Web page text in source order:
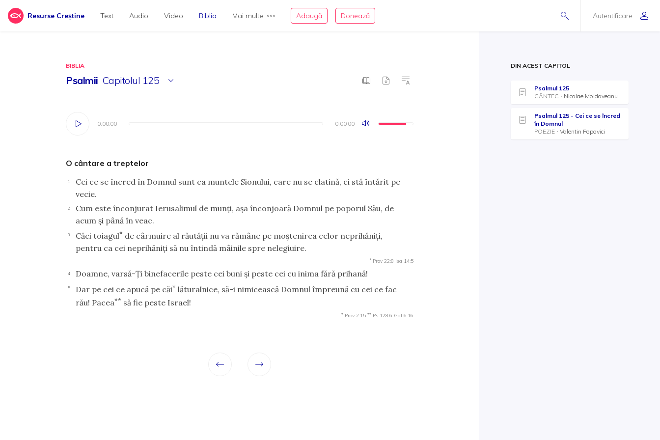
Resurse Creștine Autentificare
Text Audio Video Biblia Mai multe Adaugă Donează
BIBLIA
Psalmii Capitolul 125
0:00:00 0:00:00
0:00:00 0:00:00
O cântare a treptelor
1
Cei ce se încred în Domnul sunt ca muntele Sionului, care nu se clatină, ci stă întărit pe
vecie.
2
Cum este înconjurat Ierusalimul de munţi, aşa înconjoară Domnul pe poporul Său, de
acum şi până în veac.
3 Căci toiagul* de cârmuire al răutăţii nu va rămâne pe moştenirea celor neprihăniţi,
pentru ca cei neprihăniţi să nu întindă mâinile spre nelegiuire.
* Prov 22:8 Isa 14:5
4 Doamne, varsă-Ţi binefacerile peste cei buni şi peste cei cu inima fără prihană!
5 Dar pe cei ce apucă pe căi* lăturalnice, să-i nimicească Domnul împreună cu cei ce fac
rău! Pacea** să fie peste Israel!
* Prov 2:15 ** Ps 128:6 Gal 6:16
DIN ACEST CAPITOL
Psalmul 125
CÂNTEC
Nicolae Moldoveanu
Psalmul 125 - Cei ce se încred
în Domnul
POEZIE
Valentin Popovici